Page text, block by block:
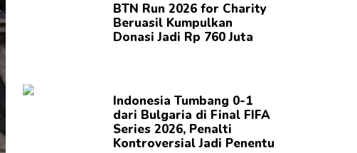
BTN Run 2026 for Charity
Beruasil Kumpulkan
Donasi Jadi Rp 760 Juta
Indonesia Tumbang 0-1
dari Bulgaria di Final FIFA
Series 2026, Penalti
Kontroversial Jadi Penentu